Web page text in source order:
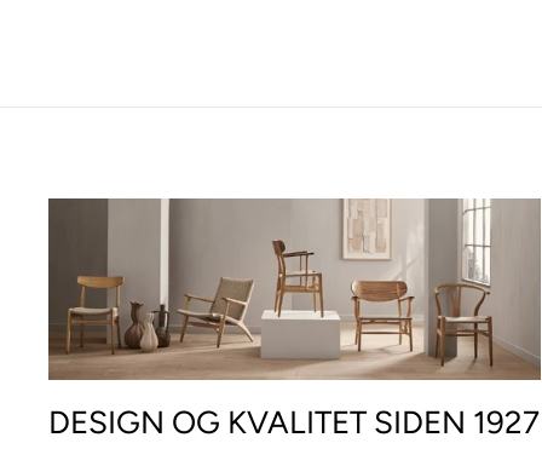
DESIGN OG KVALITET SIDEN 1927